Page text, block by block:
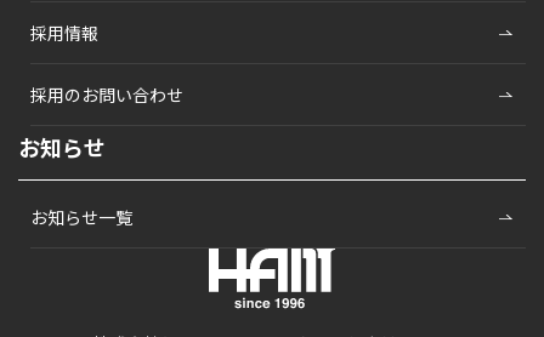
採用情報
採用のお問い合わせ
お知らせ
お知らせ一覧